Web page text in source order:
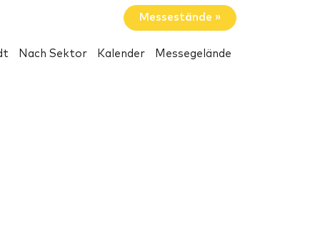
Messestände »
Nach Sektor Kalender Messegelände